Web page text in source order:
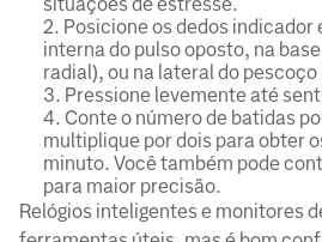
Posicione os dedos indicador
interna do pulso oposto, na
radial), ou na lateral do
Pressione levemente até
Conte o número de batidas
multiplique por dois para obter
minuto. Você também pode
para maior precisão.
Relógios inteligentes e monitores